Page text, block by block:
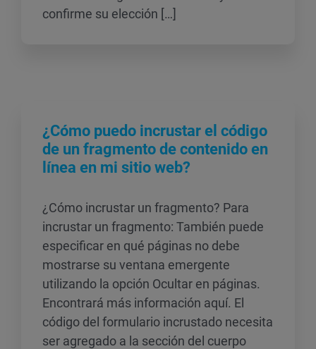
confirme su elección […]
¿Cómo puedo incrustar el código
de un fragmento de contenido en
línea en mi sitio web?
¿Cómo incrustar un fragmento? Para
incrustar un fragmento: También puede
especificar en qué páginas no debe
mostrarse su ventana emergente
utilizando la opción Ocultar en páginas.
Encontrará más información aquí. El
código del formulario incrustado necesita
ser agregado a la sección del cuerpo